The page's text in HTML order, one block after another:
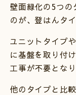
壁面緑化の5つの
のが、登はんタ
ユニットタイプ
に基盤を取り付
工事が不要とな
他のタイプと比